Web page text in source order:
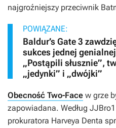
najgroźniejszy przeciwnik
POWIĄZANE:
Baldur’s Gate 3
sukces jednej
„Postąpili słusznie”,
„jedynki” i „dwójki”
Obecność Two-Face w grze
zapowiadana. Według
prokuratora Harveya Denta